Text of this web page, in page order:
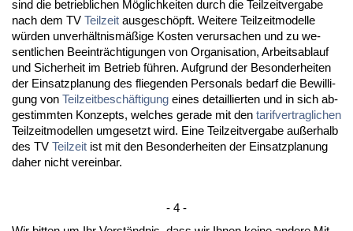
sind die be­trieb­li­chen Möglich­kei­ten durch die Teil­zeit­ver­ga­be
nach dem TV Teil­zeit aus­geschöpft. Wei­te­re Teil­zeit­mo­del­le
würden un­verhält­nismäßige Kos­ten ver­ur­sa­chen und zu we­
sent­li­chen Be­ein­träch­ti­gun­gen von Or­ga­ni­sa­ti­on, Ar­beits­ab­lauf
und Si­cher­heit im Be­trieb führen. Auf­grund der Be­son­der­hei­ten
der Ein­satz­pla­nung des flie­gen­den Per­so­nals be­darf die Be­wil­li­
gung von Teil­zeit­beschäfti­gung ei­nes de­tail­lier­ten und in sich ab­
ge­stimm­ten Kon­zepts, wel­ches ge­ra­de mit den ta­rif­ver­trag­li­chen
Teil­zeit­mo­del­len um­ge­setzt wird. Ei­ne Teil­zeit­ver­ga­be außer­halb
des TV Teil­zeit ist mit den Be­son­der­hei­ten der Ein­satz­pla­nung
da­her nicht ver­ein­bar.
- 4 -